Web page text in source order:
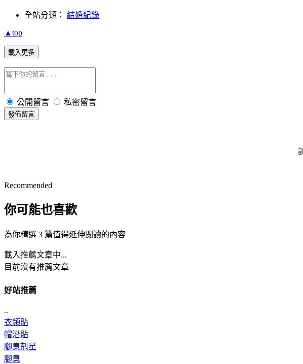
全站分類： 結婚紀錄
▲top
載入更多
公開留言 私密留言
發佈留言
Recommended
你可能也喜歡
為你精選 3 篇值得延伸閱讀的內容
載入推薦文章中...
目前沒有推薦文章
好站推薦
..
衣領貼
帽沿貼
腳臭剋星
腳臭